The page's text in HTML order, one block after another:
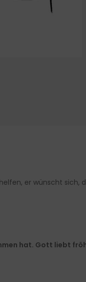
er wünscht sich,
hat. Gott liebt